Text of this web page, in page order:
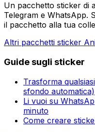
Un pacchetto sticker di
Telegram e WhatsApp.
il pacchetto alla tua
Altri pacchetti sticker
Guide sugli sticker
Trasforma
sfondo automatica)
Li vuoi su
minuto
Come creare